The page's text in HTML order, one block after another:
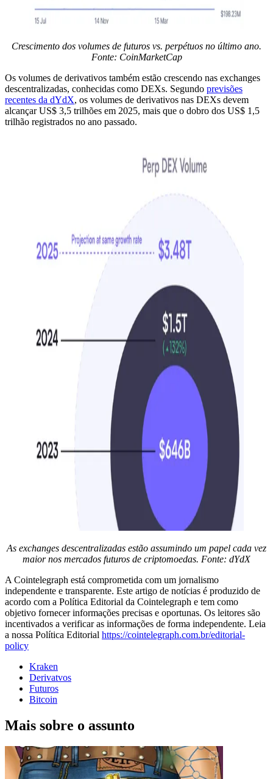
Crescimento dos volumes de futuros vs. perpétuos no último ano.
Fonte: CoinMarketCap
Os volumes de derivativos também estão crescendo nas exchanges
descentralizadas, conhecidas como DEXs. Segundo previsões
recentes da dYdX, os volumes de derivativos nas DEXs devem
alcançar US$ 3,5 trilhões em 2025, mais que o dobro dos US$ 1,5
trilhão registrados no ano passado.
As exchanges descentralizadas estão assumindo um papel cada vez
maior nos mercados futuros de criptomoedas. Fonte: dYdX
A Cointelegraph está comprometida com um jornalismo
independente e transparente. Este artigo de notícias é produzido de
acordo com a Política Editorial da Cointelegraph e tem como
objetivo fornecer informações precisas e oportunas. Os leitores são
incentivados a verificar as informações de forma independente. Leia
a nossa Política Editorial https://cointelegraph.com.br/editorial-
policy
Kraken
Derivatvos
Futuros
Bitcoin
Mais sobre o assunto